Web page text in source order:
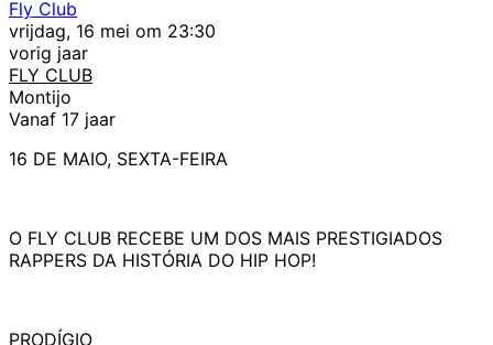
Fly Club
vrijdag, 16 mei om 23:30
vorig jaar
FLY CLUB
Montijo
Vanaf 17 jaar
16 DE MAIO, SEXTA-FEIRA
O FLY CLUB RECEBE UM DOS MAIS PRESTIGIADOS
RAPPERS DA HISTÓRIA DO HIP HOP!
PRODÍGIO